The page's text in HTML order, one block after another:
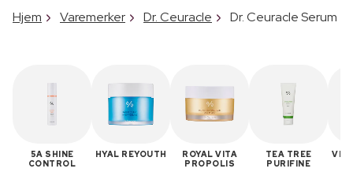
Hjem Varemerker Dr. Ceuracle Dr. Ceuracle Serum
5A SHINE
CONTROL
HYAL REYOUTH
ROYAL VITA
PROPOLIS
TEA TREE
PURIFINE